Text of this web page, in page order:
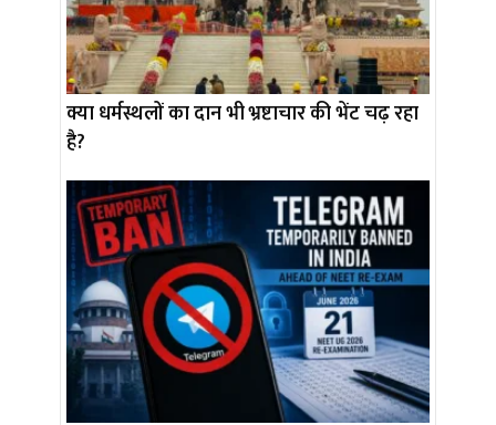
क्या धर्मस्थलों का दान भी भ्रष्टाचार की भेंट चढ़ रहा
है?